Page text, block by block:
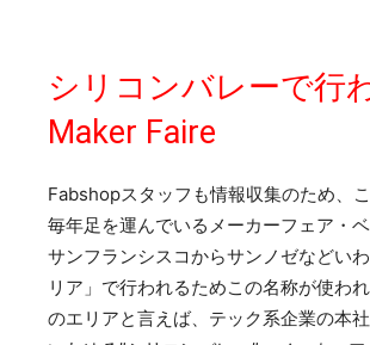
シリコンバレーで行
Maker Faire
Fabshopスタッフも情報収集のため、
毎年足を運んでいるメーカーフェア・ベ
サンフランシスコからサンノゼなどい
リア」で行われるためこの名称が使わ
のエリアと言えば、テック系企業の本